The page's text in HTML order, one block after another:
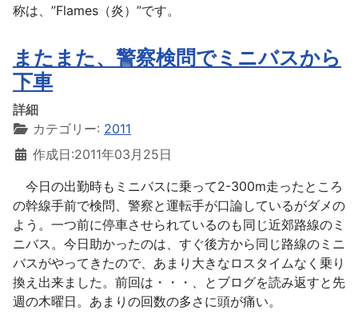
称は、”Flames（炎）”です。
またまた、警察検問でミニバスから
下車
詳細
カテゴリー: 2011
作成日:2011年03月25日
今日の出勤時もミニバスに乗って2-300m走ったところ
の幹線手前で検問、警察と運転手が口論しているがダメの
よう。一つ前に停車させられているのも同じ近郊路線のミ
ニバス。今日助かったのは、すぐ後方から同じ路線のミニ
バスがやってきたので、あまり大きなロスタイムなく乗り
換え出来ました。前回は・・・、とブログを読み返すと先
週の木曜日。あまりの回数の多さに頭が痛い。